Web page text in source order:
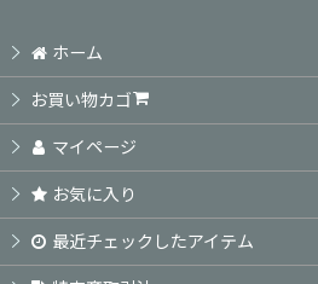
ホーム
お買い物カゴ
マイページ
お気に入り
最近チェックしたアイテム